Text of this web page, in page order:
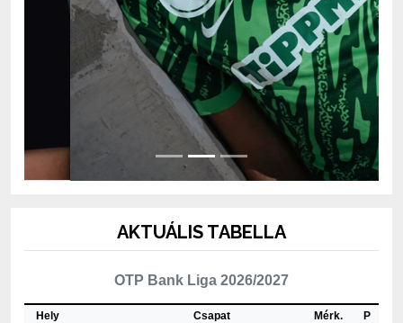
OTP Bank Liga 2026/2027
Csapat
1 ETO FC Győr 2 4